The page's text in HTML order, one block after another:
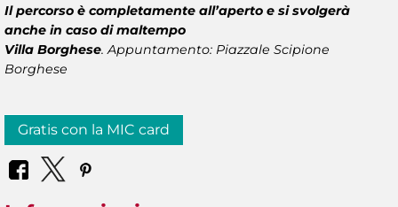
Il percorso è completamente all’aperto e si svolgerà
anche in caso di maltempo
Villa Borghese.Appuntamento: Piazzale Scipione
Borghese
Gratis con la MIC card